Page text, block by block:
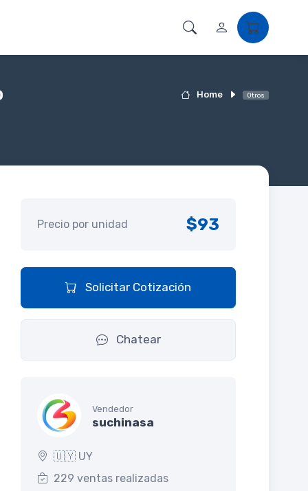
Home Otros
Precio por unidad $93
Solicitar Cotización
Chatear
Vendedor
suchinasa
🇺🇾 UY
229 ventas realizadas